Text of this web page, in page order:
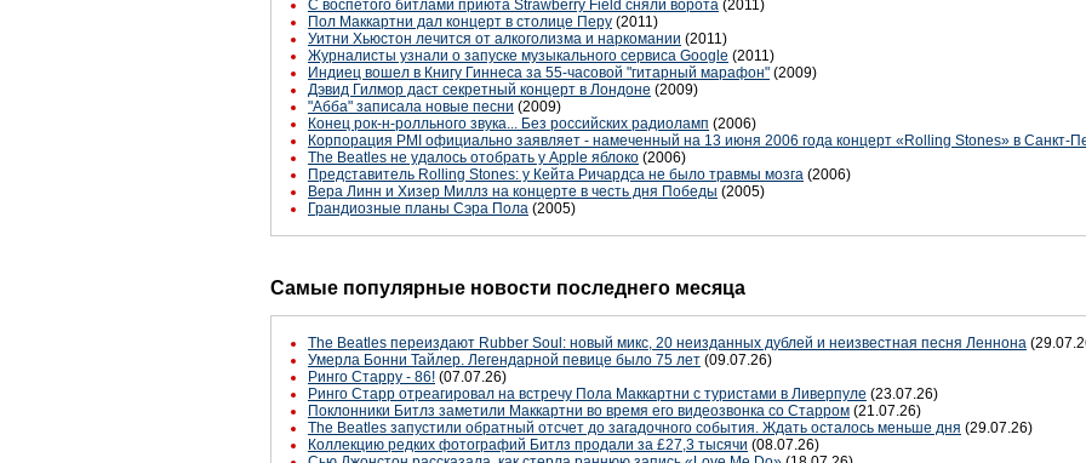
С воспетого битлами приюта Strawberry Field сняли ворота (2011)
Пол Маккартни дал концерт в столице Перу (2011)
Уитни Хьюстон лечится от алкоголизма и наркомании (2011)
Журналисты узнали о запуске музыкального сервиса Google (2011)
Индиец вошел в Книгу Гиннеса за 55-часовой "гитарный марафон" (2009)
Дэвид Гилмор даст секретный концерт в Лондоне (2009)
"Абба" записала новые песни (2009)
Конец рок-н-ролльного звука... Без российских радиоламп (2006)
Корпорация PMI официально заявляет - намеченный на 13 июня 2006 года концерт «Rolling Stones» в Санкт-
The Beatles не удалось отобрать у Apple яблоко (2006)
Представитель Rolling Stones: у Кейта Ричардса не было травмы мозга (2006)
Вера Линн и Хизер Миллз на концерте в честь дня Победы (2005)
Грандиозные планы Сэра Пола (2005)
Самые популярные новости последнего месяца
The Beatles переиздают Rubber Soul: новый микс, 20 неизданных дублей и неизвестная песня Леннона
Умерла Бонни Тайлер. Легендарной певице было 75 лет (09.07.26)
Ринго Старру - 86! (07.07.26)
Ринго Старр отреагировал на встречу Пола Маккартни с туристами в Ливерпуле (23.07.26)
Поклонники Битлз заметили Маккартни во время его видеозвонка со Старром (21.07.26)
The Beatles запустили обратный отсчет до загадочного события. Ждать осталось меньше дня (29.07.26)
Коллекцию редких фотографий Битлз продали за £27,3 тысячи (08.07.26)